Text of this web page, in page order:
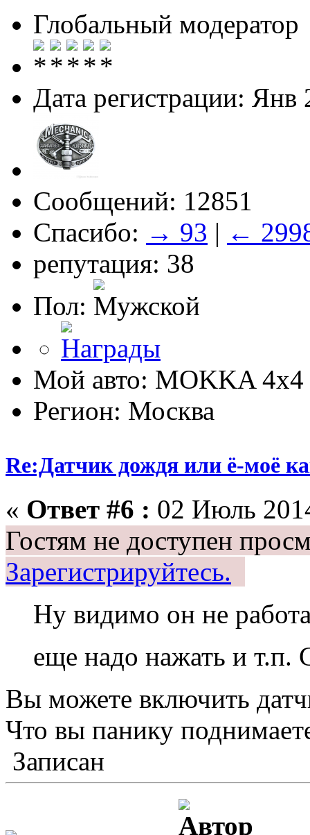
Глобальный модератор
Дата регистрации: Янв
Сообщений: 12851
Спасибо: → 93 | ←
репутация: 38
Пол:
Мой авто: MOKKA 4x4
Регион: Москва
Re:Датчик дождя или ё-моё
« Ответ #6 : 02 Июль
Гостям не доступен
Зарегистрируйтесь.
Ну видимо он не
еще надо нажать и т.п.
Вы можете включить
Что вы панику
Записан